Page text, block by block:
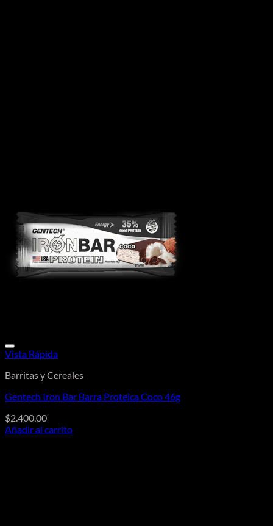
Vista Rápida
Barritas y Cereales
Gentech Iron Bar Barra Proteica Coco 46g
$2.400,00
Añadir al carrito